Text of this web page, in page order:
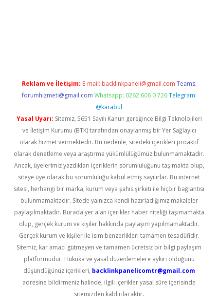
Reklam ve İletişim: E-mail: backlinkpaneli@gmail.com Teams:
forumhizmeti@gmail.com Whatsapp: 0262 606 0 726 Telegram:
@karabul
Yasal Uyarı: Sitemiz, 5651 Sayılı Kanun gereğince Bilgi Teknolojileri
ve İletişim Kurumu (BTK) tarafından onaylanmış bir Yer Sağlayıcı
olarak hizmet vermektedir. Bu nedenle, sitedeki içerikleri proaktif
olarak denetleme veya araştırma yükümlülüğümüz bulunmamaktadır.
Ancak, üyelerimiz yazdıkları içeriklerin sorumluluğunu taşımakta olup,
siteye üye olarak bu sorumluluğu kabul etmiş sayılırlar. Bu internet
sitesi, herhangi bir marka, kurum veya şahıs şirketi ile hiçbir bağlantısı
bulunmamaktadır. Sitede yalnızca kendi hazırladığımız makaleler
paylaşılmaktadır. Burada yer alan içerikler haber niteliği taşımamakta
olup, gerçek kurum ve kişiler hakkında paylaşım yapılmamaktadır.
Gerçek kurum ve kişiler ile isim benzerlikleri tamamen tesadüfidir.
Sitemiz, kar amacı gütmeyen ve tamamen ücretsiz bir bilgi paylaşım
platformudur. Hukuka ve yasal düzenlemelere aykırı olduğunu
düşündüğünüz içerikleri, backlinkpanelicomtr@gmail.com
adresine bildirmeniz halinde, ilgili içerikler yasal süre içerisinde
sitemizden kaldırılacaktır.